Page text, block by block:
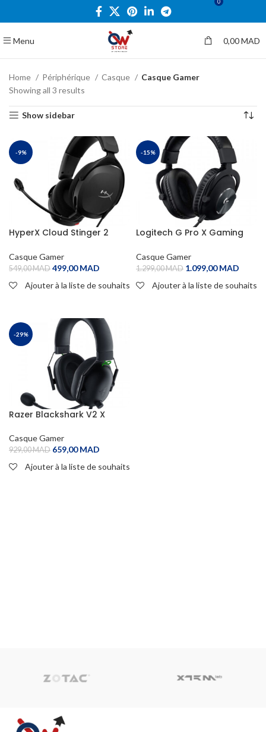
Menu
0
0,00MAD
Home Périphérique Casque
Casque Gamer
Showing all 3 results
Show sidebar
-9%
HyperX Cloud Stinger 2
Casque Gamer
549,00MAD 499,00MAD
Ajouter à la liste de souhaits
-15%
Logitech G Pro X Gaming
Casque Gamer
1.299,00MAD 1.099,00MAD
Ajouter à la liste de souhaits
-29%
Razer Blackshark V2 X
Casque Gamer
929,00MAD 659,00MAD
Ajouter à la liste de souhaits